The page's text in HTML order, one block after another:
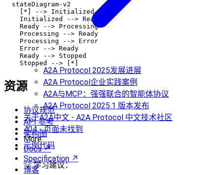
A2A Protocol 2025发展进展
A2A Protocol企业实践案例
A2A与MCP：强强联合的智能体协议
A2A Protocol 2025.1 版本发布
关于A2A中文 - A2A Protocol 中文技术社区
404 - 页面未找到
More
Docs ↗
Specification ↗
博客
  stateDiagram-v2
    [*] --> Initialized
    Initialized --> Ready
    Ready --> Processing
    Processing --> Ready
    Processing --> Error
    Error --> Ready
    Ready --> Stopped
资源
协议规范
API 参考
架构图
示例代码
💡 学习建议：